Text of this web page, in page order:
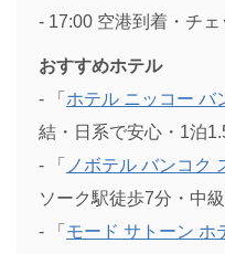
- 17:00 空港到着・チ
おすすめホテル
- 「 ホテル ニッコー バ
結・日系で安心・1泊
- 「 ノボテル バンコク
ソーク駅徒歩7分・中
- 「 モード サトーン ホ